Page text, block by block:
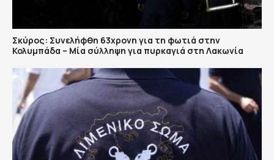
Σκύρος: Συνελήφθη 63χρονη για τη φωτιά στην
Κολυμπάδα – Μία σύλληψη για πυρκαγιά στη Λακωνία